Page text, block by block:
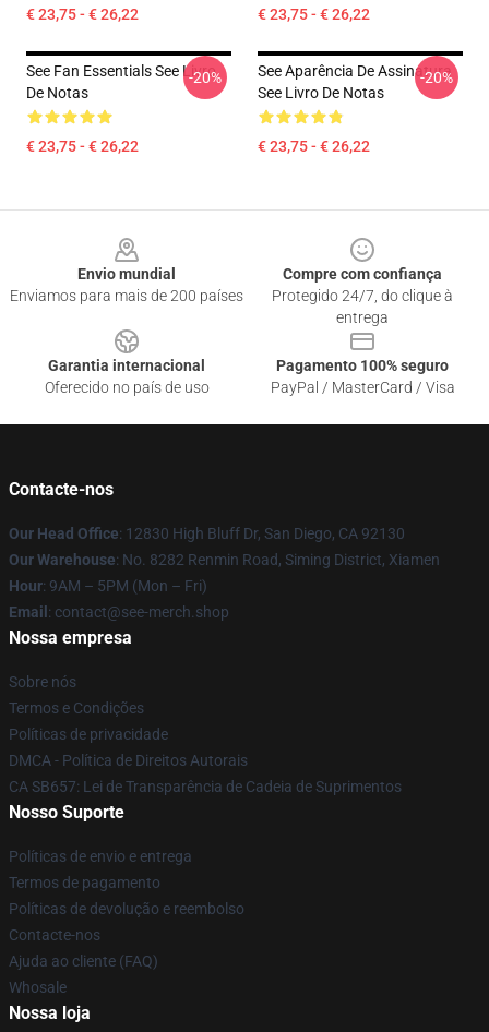
€ 23,75 - € 26,22 € 23,75 - € 26,22
See Fan Essentials See Livro
De Notas
€ 23,75 - € 26,22
-20%
See Aparência De Assinatura
See Livro De Notas
€ 23,75 - € 26,22
-20%
Envio mundial
Enviamos para mais de 200 países
Compre com confiança
Protegido 24/7, do clique à
entrega
Garantia internacional
Oferecido no país de uso
Pagamento 100% seguro
PayPal / MasterCard / Visa
Contacte-nos
Our Head Office: 12830 High Bluff Dr, San Diego, CA 92130
Our Warehouse: No. 8282 Renmin Road, Siming District, Xiamen
Hour: 9AM – 5PM (Mon – Fri)
Email : contact@see-merch.shop
Nossa empresa
Sobre nós
Termos e Condições
Políticas de privacidade
DMCA - Política de Direitos Autorais
CA SB657: Lei de Transparência de Cadeia de Suprimentos
Nosso Suporte
Políticas de envio e entrega
Termos de pagamento
Políticas de devolução e reembolso
Contacte-nos
Ajuda ao cliente (FAQ)
Whosale
Nossa loja